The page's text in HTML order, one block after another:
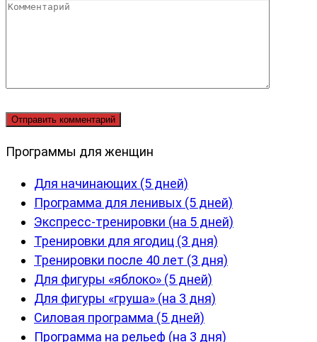
Комментарий
Программы для женщин
Для начинающих (5 дней)
Программа для ленивых (5 дней)
Экспресс-тренировки (на 5 дней)
Тренировки для ягодиц (3 дня)
Тренировки после 40 лет (3 дня)
Для фигуры «яблоко» (5 дней)
Для фигуры «груша» (на 3 дня)
Силовая программа (5 дней)
Программа на рельеф (на 3 дня)